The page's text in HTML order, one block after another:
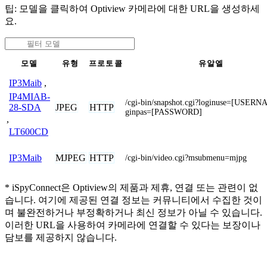
팁: 모델을 클릭하여 Optiview 카메라에 대한 URL을 생성하세
요.
모델 유형 프로토콜 유알엘
IP3Maib ,
IP4MIAB-
28-SDA
,
LT600CD
JPEG HTTP
/cgi-bin/
ginpas=[PASSWORD]
IP3Maib MJPEG HTTP /cgi-bin/video.cgi?msubmenu=mjpg
* iSpyConnect은 Optiview의 제품과 제휴, 연결 또는 관련이 없
습니다. 여기에 제공된 연결 정보는 커뮤니티에서 수집한 것이
며 불완전하거나 부정확하거나 최신 정보가 아닐 수 있습니다.
이러한 URL을 사용하여 카메라에 연결할 수 있다는 보장이나
담보를 제공하지 않습니다.